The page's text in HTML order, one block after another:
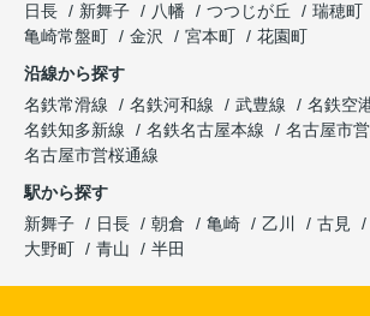
日長
新舞子 八幡 つつじが丘 瑞穂町
亀崎常盤町
金沢 宮本町
花園町
沿線から探す
名鉄常滑線
名鉄河和線 武豊線
名鉄空
名鉄知多新線
名鉄名古屋本線
名古屋市
名古屋市営桜通線
駅から探す
新舞子
日長 朝倉 亀崎 乙川 古見
大野町
青山 半田